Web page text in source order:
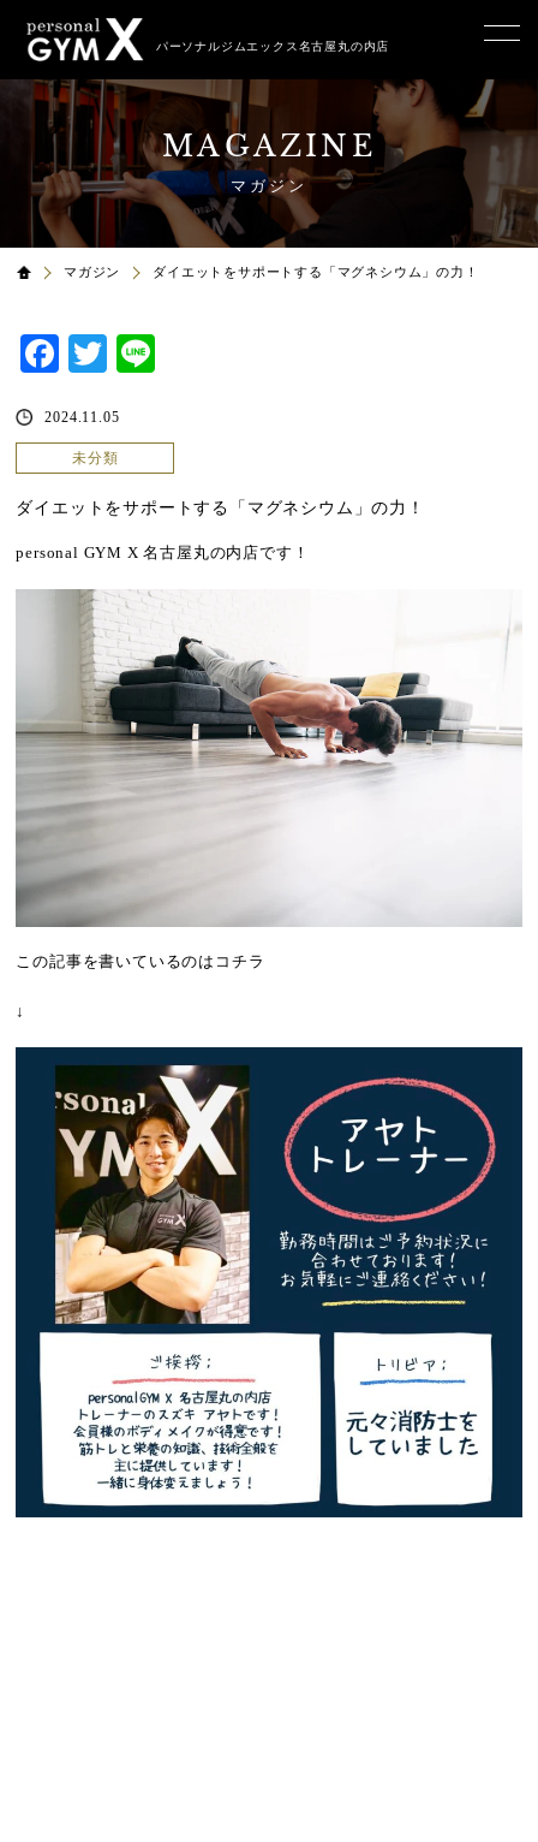
パーソナルジムエックス名古屋丸の内店
MAGAZINE
マガジン
マガジン ダイエットをサポートする「マグネシウム」の力！
Facebook
Twitter
2024.11.05
未分類
ダイエットをサポートする「マグネシウム」の力！
personal GYM X 名古屋丸の内店です！
この記事を書いているのはコチラ
↓